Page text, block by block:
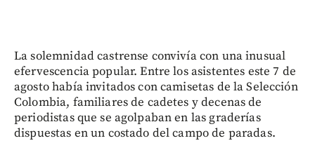
La solemnidad castrense convivía con una inusual
efervescencia popular. Entre los asistentes este 7 de
agosto había invitados con camisetas de la Selección
Colombia, familiares de cadetes y decenas de
periodistas que se agolpaban en las graderías
dispuestas en un costado del campo de paradas.